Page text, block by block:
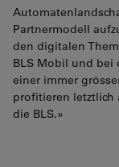
Partnermodell
den digitalen
BLS Mobil und bei
einer immer
profitieren letztlich
die BLS.»